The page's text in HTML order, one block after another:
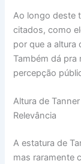
Ao longo deste
citados, como
por que a altura
Também dá
percepção
Altura de
Relevância
A estatura de
mas raramente